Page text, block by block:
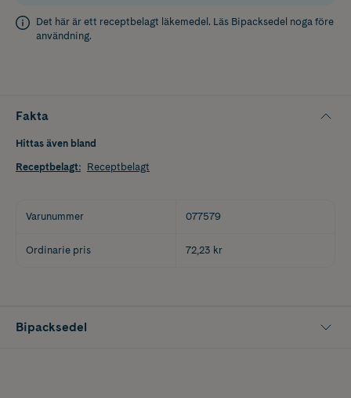
Det här är ett receptbelagt läkemedel. Läs Bipacksedel noga före
användning.
Fakta
Hittas även bland
Receptbelagt: Receptbelagt
Varunummer 077579
Ordinarie pris 72,23 kr
Bipacksedel